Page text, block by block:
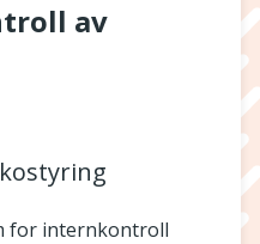
av
for internkontroll